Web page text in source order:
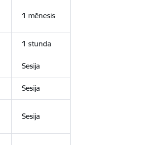
1 mēnesis
1 stunda
Sesija
Sesija
Sesija